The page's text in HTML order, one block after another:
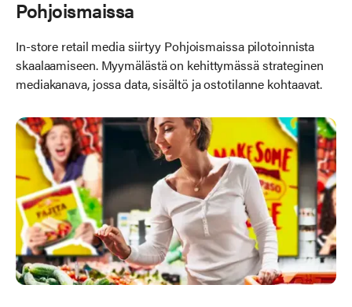
Pohjoismaissa
In-store retail media siirtyy Pohjoismaissa pilotoinnista
skaalaamiseen. Myymälästä on kehittymässä strateginen
mediakanava, jossa data, sisältö ja ostotilanne kohtaavat.